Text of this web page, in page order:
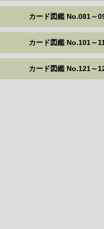
カード図鑑 No.081～
カード図鑑 No.101～
カード図鑑 No.121～